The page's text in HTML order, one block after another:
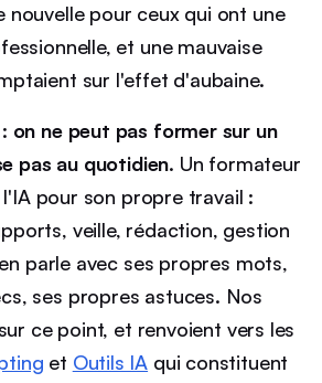
nouvelle pour ceux qui ont une
et une mauvaise
sur l'effet d'aubaine.
on ne peut pas former sur un
pas au quotidien. Un formateur
pour son propre travail :
veille, rédaction, gestion
parle avec ses propres mots,
ses propres astuces. Nos
ce point, et renvoient vers les
et Outils IA qui constituent